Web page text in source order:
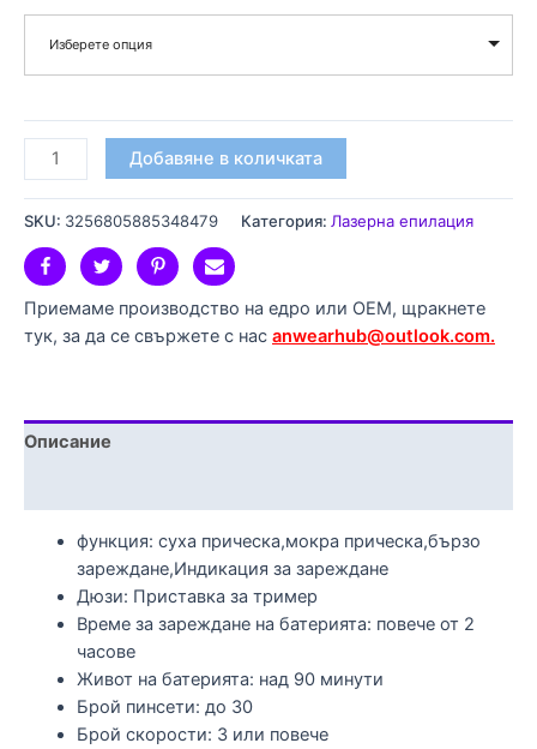
Изберете опция
Добавяне в количката
SKU: 3256805885348479 Категория: Лазерна епилация
Приемаме производство на едро или OEM, щракнете
тук, за да се свържете с нас anwearhub@outlook.com.
Описание
функция: суха прическа,мокра прическа,бързо
зареждане,Индикация за зареждане
Дюзи: Приставка за тример
Време за зареждане на батерията: повече от 2
часове
Живот на батерията: над 90 минути
Брой пинсети: до 30
Брой скорости: 3 или повече